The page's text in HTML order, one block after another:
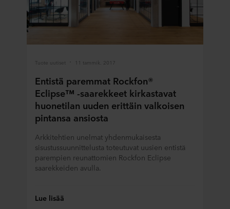
Tuote uutiset 11 tammik. 2017
Entistä paremmat Rockfon®
Eclipse™ -saarekkeet kirkastavat
huonetilan uuden erittäin valkoisen
pintansa ansiosta
Arkkitehtien unelmat yhdenmukaisesta
sisustussuunnittelusta toteutuvat uusien entistä
parempien reunattomien Rockfon Eclipse
saarekkeiden avulla.
Lue lisää